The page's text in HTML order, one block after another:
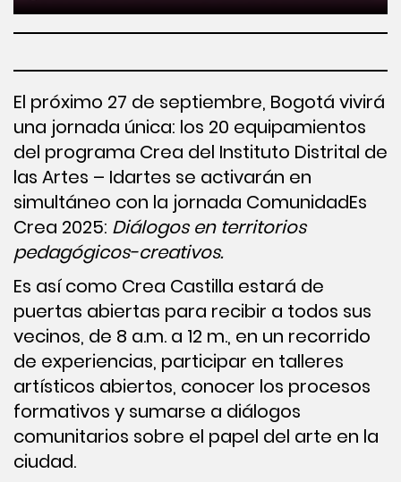
El próximo 27 de septiembre, Bogotá vivirá
una jornada única: los 20 equipamientos
del programa Crea del Instituto Distrital de
las Artes – Idartes se activarán en
simultáneo con la jornada ComunidadEs
Crea 2025: Diálogos en territorios
pedagógicos-creativos.
Es así como Crea Castilla estará de
puertas abiertas para recibir a todos sus
vecinos, de 8 a.m. a 12 m., en un recorrido
de experiencias, participar en talleres
artísticos abiertos, conocer los procesos
formativos y sumarse a diálogos
comunitarios sobre el papel del arte en la
ciudad.